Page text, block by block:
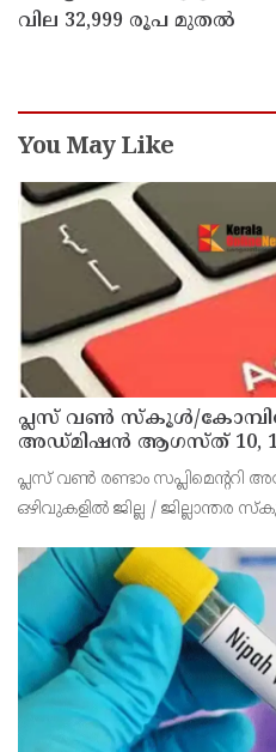
വില 32,999 രൂപ മുതൽ
You May Like
പ്ലസ് വൺ സ്‌കൂൾ/
അഡ്മിഷൻ ആഗസ്ത് 10,
പ്ലസ് വൺ രണ്ടാം സപ്ലിമെന്ററി
ഒഴിവുകളിൽ ജില്ല /
വൈകിട്ട് 4 മണി വരെ